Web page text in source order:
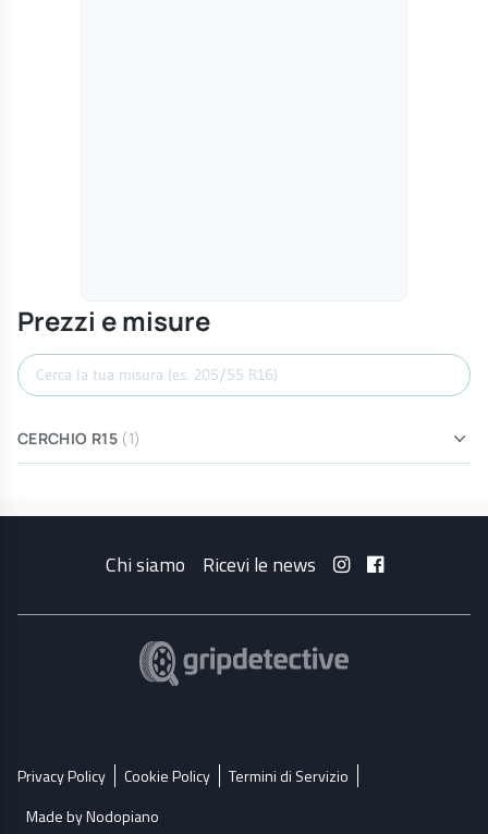
Prezzi e misure
Cerca misura
CERCHIO R15 (1)
Chi siamo Ricevi le news
Privacy Policy Cookie Policy
Termini di Servizio
Made by Nodopiano